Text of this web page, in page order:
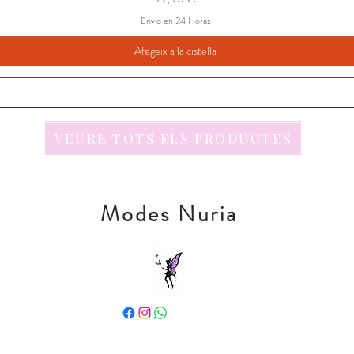
Envio en 24 Horas
Afegeix a la cistella
VEURE TOTS ELS PRODUCTES
Modes Nuria